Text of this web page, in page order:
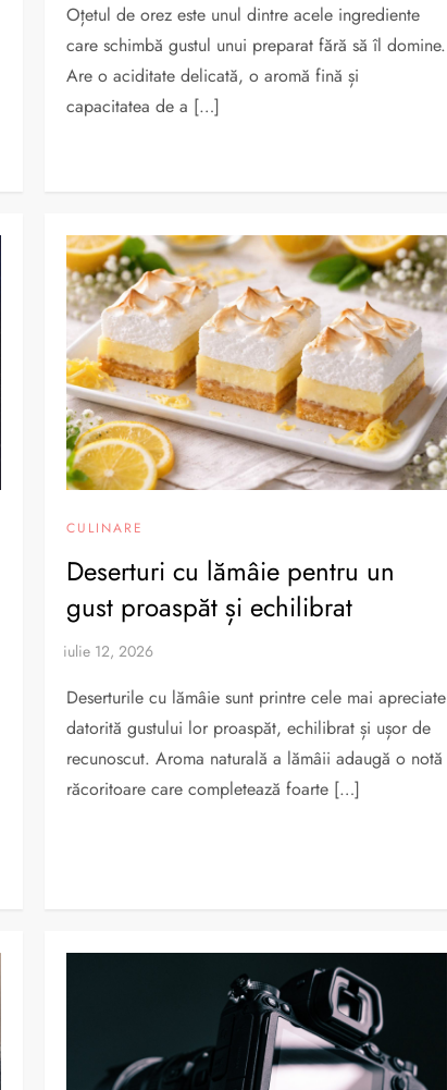
Oțetul de orez este unul dintre acele ingrediente
care schimbă gustul unui preparat fără să îl domine.
Are o aciditate delicată, o aromă fină și
capacitatea de a […]
CULINARE
Deserturi cu lămâie pentru un
gust proaspăt și echilibrat
Deserturile cu lămâie sunt printre cele mai apreciate
datorită gustului lor proaspăt, echilibrat și ușor de
recunoscut. Aroma naturală a lămâii adaugă o notă
răcoritoare care completează foarte […]